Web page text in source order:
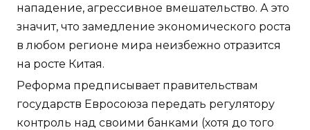
нападение, агрессивное вмешательство. А это
значит, что замедление экономического роста
в любом регионе мира неизбежно отразится
на росте Китая.
Реформа предписывает правительствам
государств Евросоюза передать регулятору
контроль над своими банками (хотя до того